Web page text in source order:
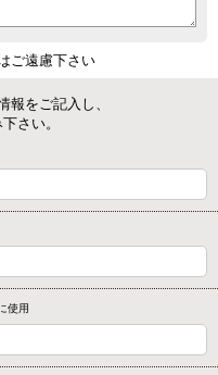
ご遠慮下さい
報をご記入し、
さい。
使用